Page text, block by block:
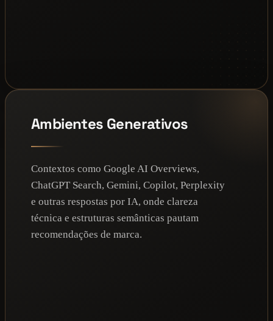
Ambientes Generativos
Contextos como Google AI Overviews,
ChatGPT Search, Gemini, Copilot, Perplexity
e outras respostas por IA, onde clareza
técnica e estruturas semânticas pautam
recomendações de marca.